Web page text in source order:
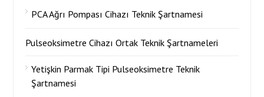
PCA Ağrı Pompası Cihazı Teknik Şartnamesi
Pulseoksimetre Cihazı Ortak Teknik Şartnameleri
Yetişkin Parmak Tipi Pulseoksimetre Teknik
Şartnamesi